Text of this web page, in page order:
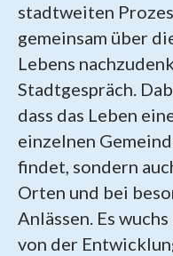
stadtweiten
gemeinsam über
Lebens
Stadtgespräch.
dass das Leben
einzelnen
findet, sondern
Orten und bei
Anlässen. Es
von der